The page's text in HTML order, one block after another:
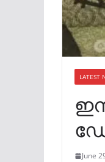
LATEST
June